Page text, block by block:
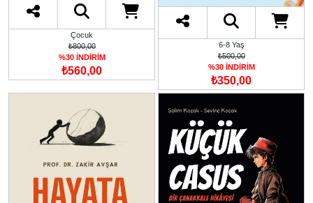
Çocuk
₺800,00
%30 İNDİRİM
₺560,00
6-8 Yaş
₺500,00
%30 İNDİRİM
₺350,00